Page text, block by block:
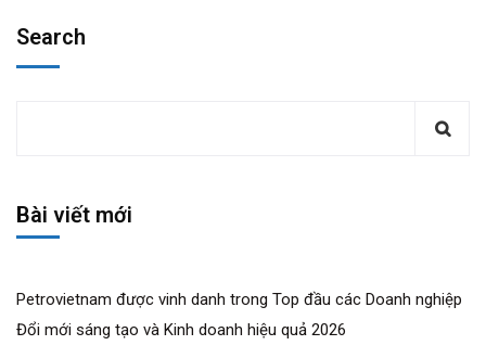
Search
Bài viết mới
Petrovietnam được vinh danh trong Top đầu các Doanh nghiệp
Đổi mới sáng tạo và Kinh doanh hiệu quả 2026